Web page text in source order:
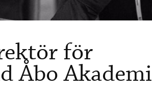
för
Åbo Akademi